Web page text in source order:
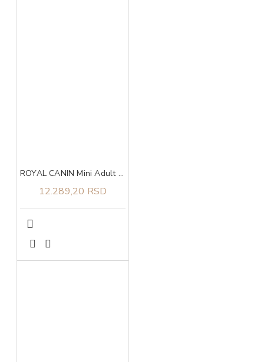
ROYAL CANIN Mini Adult 8+ 8kg
12.289,20 RSD